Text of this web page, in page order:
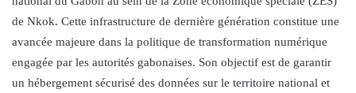
de Nkok. Cette infrastructure de dernière génération constitue une
avancée majeure dans la politique de transformation numérique
engagée par les autorités gabonaises. Son objectif est de garantir
un hébergement sécurisé des données sur le territoire national et